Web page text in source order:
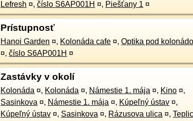
Lefresh ¤, číslo S6AP001H ¤, Piešťany 1 ¤
Prístupnosť
Hanoi Garden ¤, Kolonáda cafe ¤, Optika pod
¤, číslo S6AP001H ¤
Zastávky v okolí
Kolonáda ¤, Kolonáda ¤, Námestie 1. mája ¤, Kino ¤,
Sasinkova ¤, Námestie 1. mája ¤, Kúpeľný ústav ¤,
Kúpeľný ústav ¤, Sasinkova ¤, Rázusova ulica ¤,